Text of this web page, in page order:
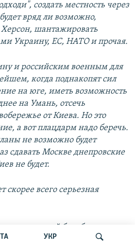
УКР
создать местность через
вряд ли возможно,
Херсон, шантажировать
Украину, ЕС, НАТО и прочая.
и российским военным для
когда поднакопят сил
на юге, иметь возможность
на Умань, отсечь
от Киева. Но это
а вот плацдарм надо беречь.
не возможно будет
сдавать Москве днепровские
не будет.
скорее всего серьезная
этой борьбы - только
сел отселенных районов